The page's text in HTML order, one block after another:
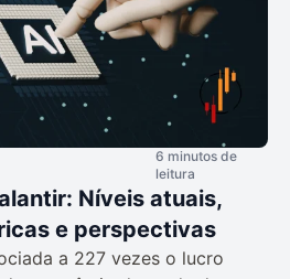
6 minutos de
leitura
Níveis atuais,
e perspectivas
a 227 vezes o lucro